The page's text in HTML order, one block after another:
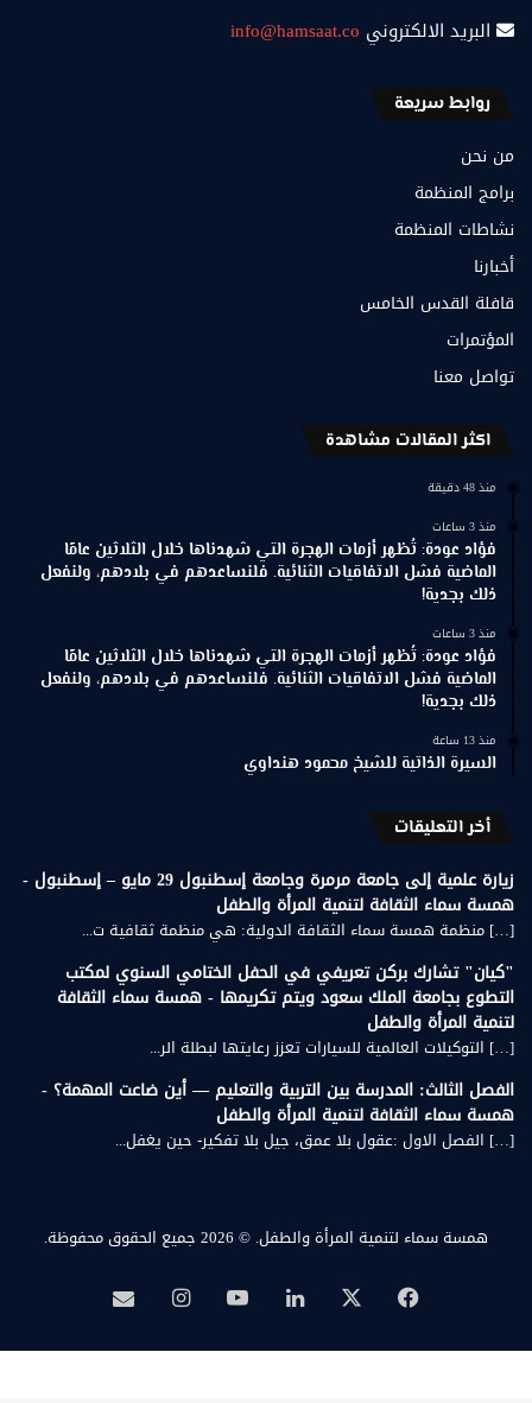
البريد الالكتروني info@hamsaat.co
روابط سريعة
من نحن
برامج المنظمة
نشاطات المنظمة
أخبارنا
قافلة القدس الخامس
المؤتمرات
تواصل معنا
اكثر المقالات مشاهدة
منذ 48 دقيقة
منذ 3 ساعات
فؤاد عودة: تُظهر أزمات الهجرة التي شهدناها خلال الثلاثين عامًا
الماضية فشل الاتفاقيات الثنائية. فلنساعدهم في بلادهم، ولنفعل
ذلك بجدية!
منذ 3 ساعات
فؤاد عودة: تُظهر أزمات الهجرة التي شهدناها خلال الثلاثين عامًا
الماضية فشل الاتفاقيات الثنائية. فلنساعدهم في بلادهم، ولنفعل
ذلك بجدية!
منذ 13 ساعة
السيرة الذاتية للشيخ محمود هنداوي
أخر التعليقات
زيارة علمية إلى جامعة مرمرة وجامعة إسطنبول 29 مايو – إسطنبول -
همسة سماء الثقافة لتنمية المرأة والطفل
[…] منظمة همسة سماء الثقافة الدولية: هي منظمة ثقافية ت...
"كيان" تشارك بركن تعريفي في الحفل الختامي السنوي لمكتب
التطوع بجامعة الملك سعود ويتم تكريمها - همسة سماء الثقافة
لتنمية المرأة والطفل
[…] التوكيلات العالمية للسيارات تعزز رعايتها لبطلة الر...
الفصل الثالث: المدرسة بين التربية والتعليم — أين ضاعت المهمة؟ -
همسة سماء الثقافة لتنمية المرأة والطفل
[…] الفصل الاول :عقول بلا عمق، جيل بلا تفكير- حين يغفل...
همسة سماء لتنمية المرأة والطفل. © 2026 جميع الحقوق محفوظة.
فيسبوك لينكدإن‫YouTubeانستقرامبريد
همسة